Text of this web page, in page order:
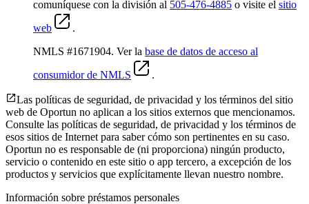
comuníquese con la división al 505-476-4885 o visite el sitio
web
.
NMLS #1671904. Ver la base de datos de acceso al
consumidor de NMLS
.
Las políticas de seguridad, de privacidad y los términos del sitio
web de Oportun no aplican a los sitios externos que mencionamos.
Consulte las políticas de seguridad, de privacidad y los términos de
esos sitios de Internet para saber cómo son pertinentes en su caso.
Oportun no es responsable de (ni proporciona) ningún producto,
servicio o contenido en este sitio o app tercero, a excepción de los
productos y servicios que explícitamente llevan nuestro nombre.
Información sobre préstamos personales